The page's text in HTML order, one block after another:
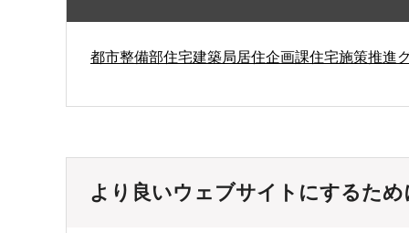
都市整備部住宅建築局居住企画課住宅施策推進
より良いウェブサイトにするた